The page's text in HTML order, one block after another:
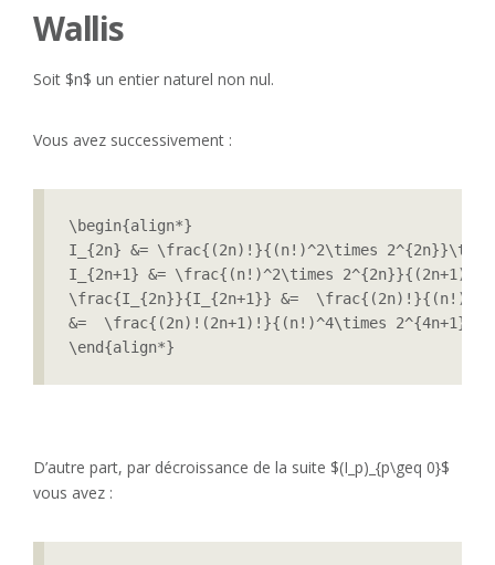
Wallis
Soit $n$ un entier naturel non nul.
Vous avez successivement :
\begin{align*}
I_{2n} &= \frac{(2n)!}{(n!)^2\times
I_{2n+1} &= \frac{(n!)^2\times
\frac{I_{2n}}{I_{2n+1}} &=
&=  \frac{(2n)!(2n+1)!}{(n!)^4\times 2^{4n+1}}
D’autre part, par décroissance de la suite $(I_p)_{p\geq 0}$
vous avez :